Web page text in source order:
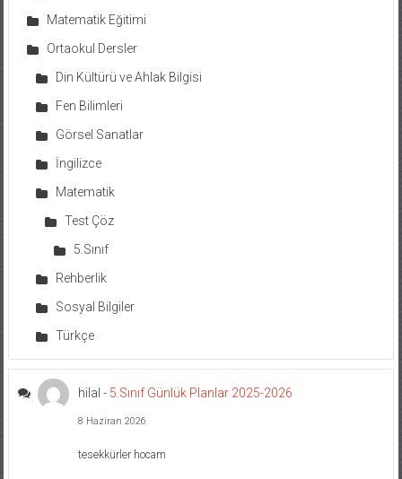
Matematik Eğitimi
Ortaokul Dersler
Din Kültürü ve Ahlak Bilgisi
Fen Bilimleri
Görsel Sanatlar
İngilizce
Matematik
Test Çöz
5.Sınıf
Rehberlik
Sosyal Bilgiler
Türkçe
hilal - 5.Sınıf Günlük Planlar 2025-2026
8 Haziran 2026
tesekkürler hocam